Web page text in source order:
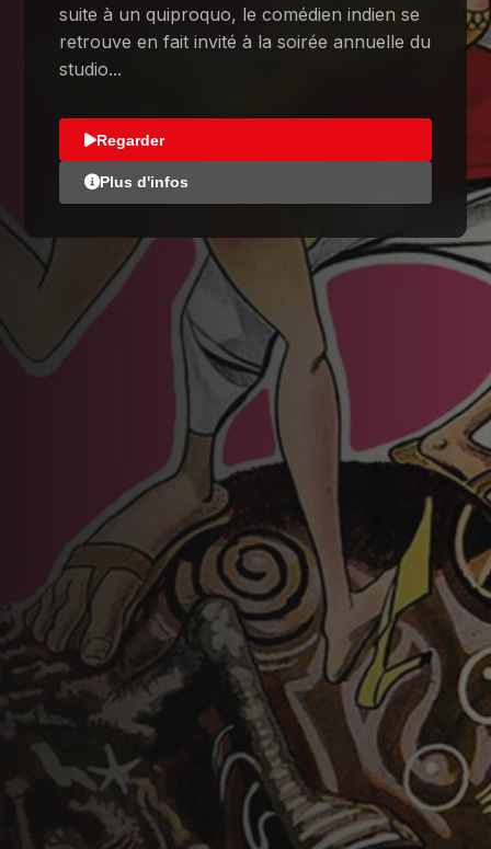
suite à un quiproquo, le comédien indien se
retrouve en fait invité à la soirée annuelle du
studio...
Regarder
Plus d'infos